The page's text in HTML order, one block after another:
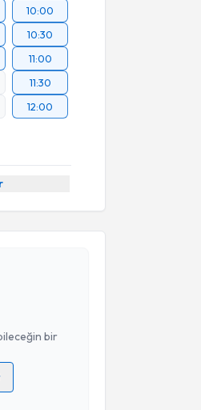
10:00
10:30
11:00
11:30
12:00
bir
Metni